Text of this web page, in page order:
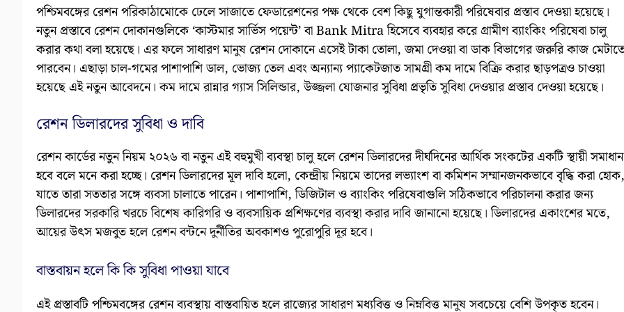
পশ্চিমবঙ্গের রেশন পরিকাঠামোকে ঢেলে সাজাতে ফেডারেশনের পক্ষ থেকে বেশ কিছু যুগান্তকারী পরিষেবার প্রস্তাব দেওয়া হয়েছে।
নতুন প্রস্তাবে রেশন দোকানগুলিকে ‘কাস্টমার সার্ভিস পয়েন্ট’ বা Bank Mitra হিসেবে ব্যবহার করে গ্রামীণ ব্যাংকিং পরিষেবা চালু
করার কথা বলা হয়েছে। এর ফলে সাধারণ মানুষ রেশন দোকানে এসেই টাকা তোলা, জমা দেওয়া বা ডাক বিভাগের জরুরি কাজ
পারবেন। এছাড়া চাল-গমের পাশাপাশি ডাল, ভোজ্য তেল এবং অন্যান্য প্যাকেটজাত সামগ্রী কম দামে বিক্রি করার ছাড়পত্রও চাওয়া
হয়েছে এই নতুন আবেদনে। কম দামে রান্নার গ্যাস সিলিন্ডার, উজ্জলা যোজনার সুবিধা প্রভৃতি সুবিধা দেওয়ার প্রস্তাব দেওয়া হয়েছে।
রেশন ডিলারদের সুবিধা ও দাবি
রেশন কার্ডের নতুন নিয়ম ২০২৬ বা নতুন এই বহুমুখী ব্যবস্থা চালু হলে রেশন ডিলারদের দীর্ঘদিনের আর্থিক সংকটের একটি স্থায়ী সমাধান
হবে বলে মনে করা হচ্ছে। রেশন ডিলারদের মূল দাবি হলো, কেন্দ্রীয় নিয়মে তাদের লভ্যাংশ বা কমিশন সম্মানজনকভাবে বৃদ্ধি করা হোক,
যাতে তারা সততার সঙ্গে ব্যবসা চালাতে পারেন। পাশাপাশি, ডিজিটাল ও ব্যাংকিং পরিষেবাগুলি সঠিকভাবে পরিচালনা করার জন্য
ডিলারদের সরকারি খরচে বিশেষ কারিগরি ও ব্যবসায়িক প্রশিক্ষণের ব্যবস্থা করার দাবি জানানো হয়েছে। ডিলারদের একাংশের মতে,
আয়ের উৎস মজবুত হলে রেশন বন্টনে দুর্নীতির অবকাশও পুরোপুরি দূর হবে।
বাস্তবায়ন হলে কি কি সুবিধা পাওয়া যাবে
এই প্রস্তাবটি পশ্চিমবঙ্গের রেশন ব্যবস্থায় বাস্তবায়িত হলে রাজ্যের সাধারণ মধ্যবিত্ত ও নিম্নবিত্ত মানুষ সবচেয়ে বেশি উপকৃত হবেন।